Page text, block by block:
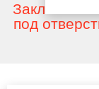
Заклепка
под